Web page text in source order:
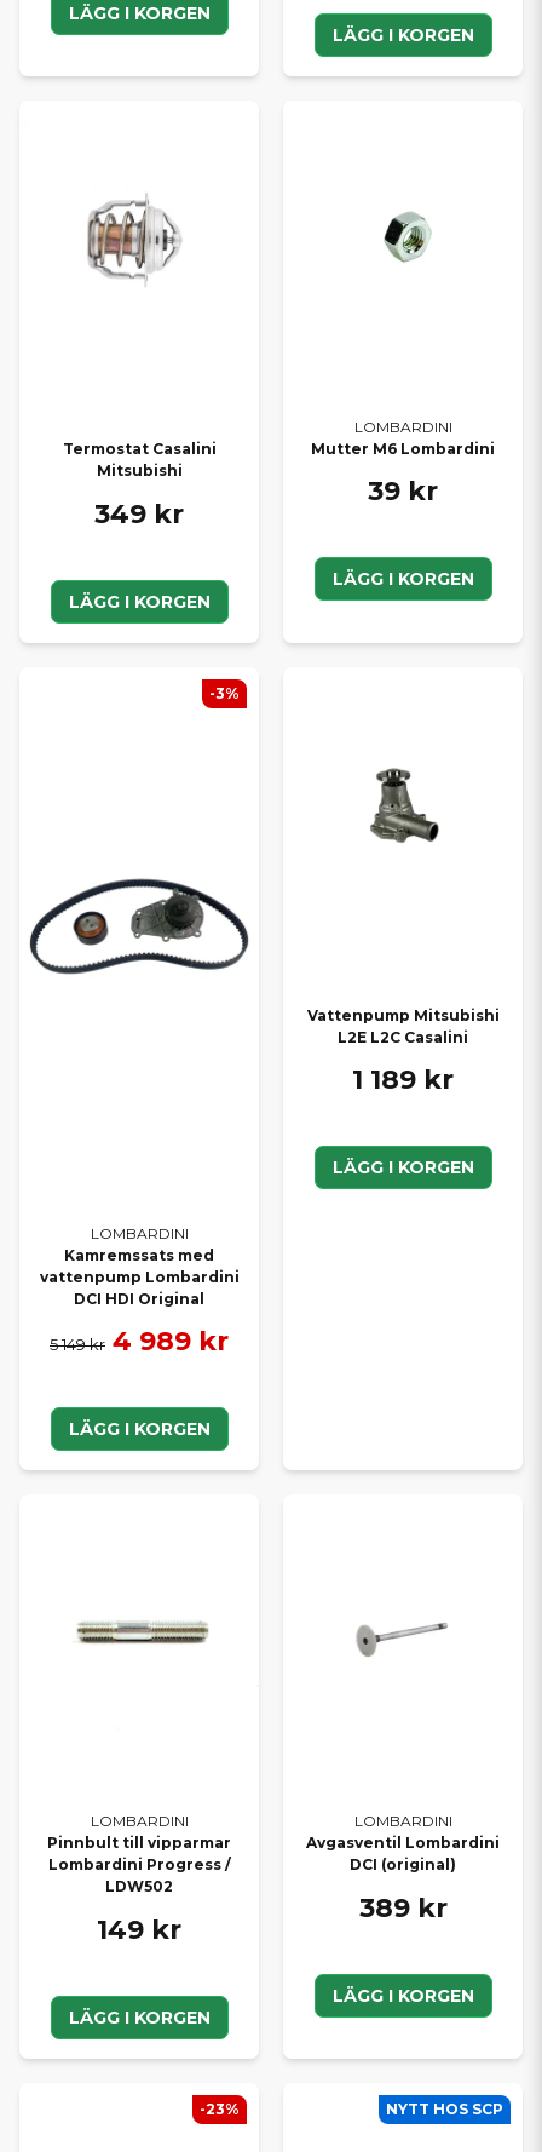
LÄGG I KORGEN
LÄGG I KORGEN
Termostat Casalini
Mitsubishi
349 kr
LÄGG I KORGEN
LOMBARDINI
Mutter M6 Lombardini
39 kr
LÄGG I KORGEN
LOMBARDINI
Kamremssats med
vattenpump Lombardini
DCI HDI Original
5 149 kr 4 989 kr
LÄGG I KORGEN
-3%
Vattenpump Mitsubishi
L2E L2C Casalini
1 189 kr
LÄGG I KORGEN
LOMBARDINI
Pinnbult till vipparmar
Lombardini Progress /
LDW502
149 kr
LÄGG I KORGEN
LOMBARDINI
Avgasventil Lombardini
DCI (original)
389 kr
LÄGG I KORGEN
-23% NYTT HOS SCP